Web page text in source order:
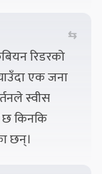
⇆
रिडरको
एक जना
स्वीस
छ किनकि
छन्।